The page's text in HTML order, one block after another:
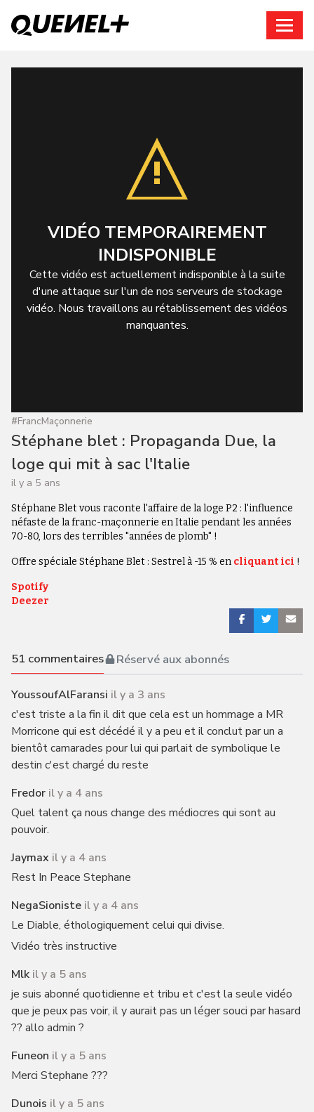
VIDÉO TEMPORAIREMENT
INDISPONIBLE
Cette vidéo est actuellement indisponible à la suite
d'une attaque sur l'un de nos serveurs de stockage
vidéo. Nous travaillons au rétablissement des vidéos
manquantes.
#FrancMaçonnerie
Stéphane blet : Propaganda Due, la
loge qui mit à sac l'Italie
il y a 5 ans
Stéphane Blet vous raconte l'affaire de la loge P2 : l'influence
néfaste de la franc-maçonnerie en Italie pendant les années
70-80, lors des terribles "années de plomb" !
Offre spéciale Stéphane Blet : Sestrel à -15 % en cliquant ici !
Spotify
Deezer
51 commentaires Réservé aux abonnés
YoussoufAlFaransi il y a 3 ans
c'est triste a la fin il dit que cela est un hommage a MR
Morricone qui est décédé il y a peu et il conclut par un a
bientôt camarades pour lui qui parlait de symbolique le
destin c'est chargé du reste
Fredor il y a 4 ans
Quel talent ça nous change des médiocres qui sont au
pouvoir.
Jaymax il y a 4 ans
Rest In Peace Stephane
NegaSioniste il y a 4 ans
Le Diable, éthologiquement celui qui divise.
Vidéo très instructive
Mlk il y a 5 ans
je suis abonné quotidienne et tribu et c'est la seule vidéo
que je peux pas voir, il y aurait pas un léger souci par hasard
?? allo admin ?
Funeon il y a 5 ans
Merci Stephane ???
Dunois il y a 5 ans